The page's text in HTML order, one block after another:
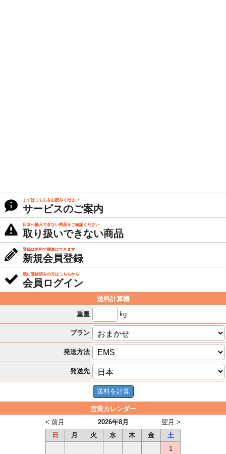
まずはこちらをお読みください
サービスのご案内
日本へ輸入できない商品をご確認ください
取り扱いできない商品
登録は無料で簡単にできます
新規会員登録
既に登録済みの方はこちらから
会員ログイン
送料計算機
重量
kg
プラン
発送方法
発送先
営業カレンダー
2026年8月
< 前月
翌月 >
日
月 火 水 木 金
土
1